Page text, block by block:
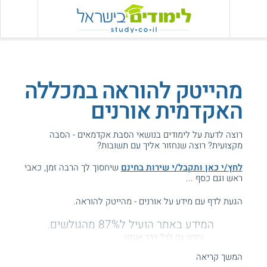
מהייטק להוראה במכללה
האקדמית אורנים
רוצה לדעת על לימודים בנושאי הסבת אקדמאים - הסבה
מקצועית? רוצה שנחזור אליך עם תשובות?
לחץ/י כאן ותקבל/י שירות בחינם שיחסוך לך הרבה זמן, כאבי
ראש וגם כסף ...
הגעת לדף עם מידע על אורנים - מהייטק להוראה.
המידע באתר הועיל ל87% מהגולשים.
עזרנו גם לך? דרג אותנו:
המשך קריאה